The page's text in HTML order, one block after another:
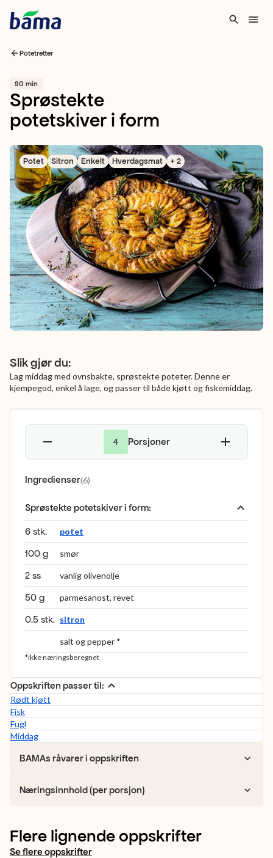
Potetretter
90 min
Sprøstekte
potetskiver i form
Potet Sitron Enkelt Hverdagsmat + 2
Slik gjør du:
Lag middag med ovnsbakte, sprøstekte poteter. Denne er
kjempegod, enkel å lage, og passer til både kjøtt og fiskemiddag.
4 Porsjoner
Ingredienser(6)
Sprøstekte potetskiver i form:
6 stk. potet
100 g smør
2 ss vanlig olivenolje
50 g parmesanost, revet
0.5 stk. sitron
salt og pepper *
*ikke næringsberegnet
Oppskriften passer til:
Rødt kjøtt
Fisk
Fugl
Middag
BAMAs råvarer i oppskriften
Næringsinnhold (per porsjon)
Flere lignende oppskrifter
Se flere oppskrifter